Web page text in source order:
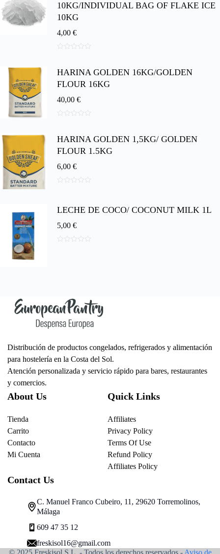
10KG/INDIVIDUAL BAG OF FLAKE ICE
10KG
4,00 €
e
HARINA GOLDEN 16KG/GOLDEN
FLOUR 16KG
40,00 €
e
HARINA GOLDEN 1,5KG/ GOLDEN
FLOUR 1.5KG
6,00 €
5
LECHE DE COCO/ COCONUT MILK 1L
5,00 €
Distribución de productos congelados, refrigerados y alimentación
para hostelería en la Costa del Sol.
Atención personalizada y servicio rápido para bares, restaurantes
y comercios.
About Us
Tienda
Carrito
Contacto
Mi Cuenta
Quick Links
Affiliates
Privacy Policy
Terms Of Use
Refund Policy
Affiliates Policy
Contact Us
C. Manuel Franco Cubeiro, 11, 29620 Torremolinos,
Málaga
609 47 35 12
freskisol16@gmail.com
© 2025 Freskisol S.L. - Todos los derechos reservados.- Aviso de